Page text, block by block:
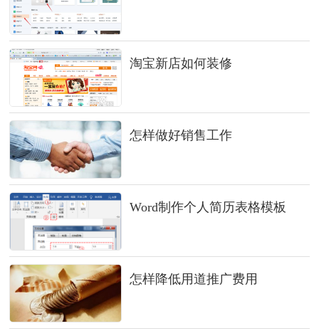
淘宝新店如何装修
怎样做好销售工作
Word制作个人简历表格模板
怎样降低用道推广费用